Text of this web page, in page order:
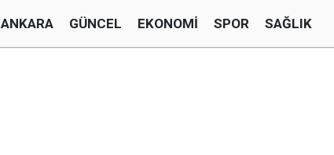
ANKARA GÜNCEL EKONOMI SPOR SAĞLIK